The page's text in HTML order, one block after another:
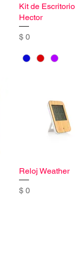
Kit de Escritorio
Hector
Precio
$ 0
Reloj Weather
Precio
$ 0